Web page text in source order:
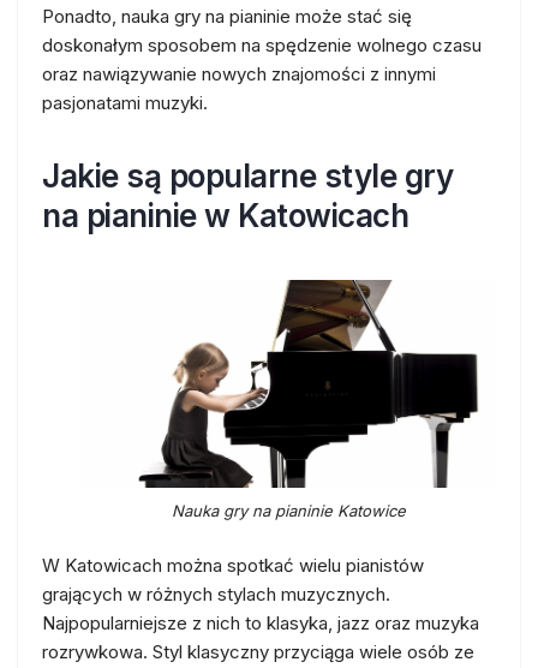
Ponadto, nauka gry na pianinie może stać się
doskonałym sposobem na spędzenie wolnego czasu
oraz nawiązywanie nowych znajomości z innymi
pasjonatami muzyki.
Jakie są popularne style gry
na pianinie w Katowicach
Nauka gry na pianinie Katowice
W Katowicach można spotkać wielu pianistów
grających w różnych stylach muzycznych.
Najpopularniejsze z nich to klasyka, jazz oraz muzyka
rozrywkowa. Styl klasyczny przyciąga wiele osób ze